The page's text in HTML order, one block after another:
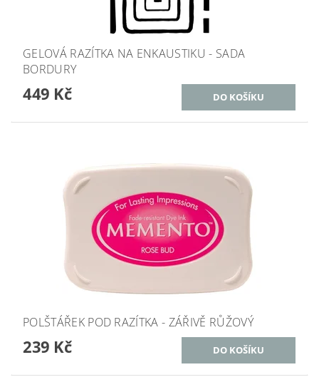
GELOVÁ RAZÍTKA NA ENKAUSTIKU - SADA
BORDURY
449 Kč
POLŠTÁŘEK POD RAZÍTKA - ZÁŘIVĚ RŮŽOVÝ
239 Kč